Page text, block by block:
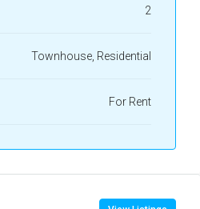
2
Townhouse, Residential
For Rent